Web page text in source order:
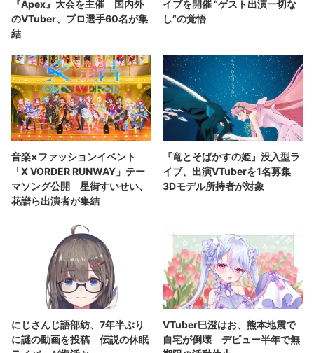
『Apex』大会を主催 国内外
のVTuber、プロ選手60名が集
結
イブを開催 “ゲスト出演一切な
し”の覚悟
音楽×ファッションイベント
「X VORDER RUNWAY」テー
マソング公開 星街すいせい、
花譜ら出演者が集結
『竜とそばかすの姫』没入型ラ
イブ、出演VTuberを1名募集
3Dモデル所持者が対象
にじさんじ語部紡、7年半ぶり
に謎の動画を投稿 伝説の休眠
VTuber巳澄はお、熊本地震で
自宅が倒壊 デビュー半年で無